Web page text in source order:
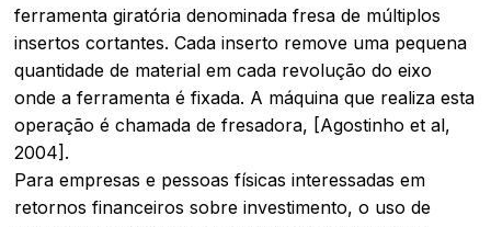
ferramenta giratória denominada fresa de múltiplos
insertos cortantes. Cada inserto remove uma pequena
quantidade de material em cada revolução do eixo
onde a ferramenta é fixada. A máquina que realiza esta
operação é chamada de fresadora, [Agostinho et al,
2004].
Para empresas e pessoas físicas interessadas em
retornos financeiros sobre investimento, o uso de